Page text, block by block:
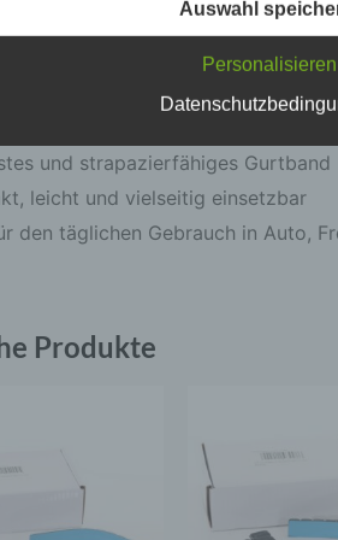
und strapazierfähiges Gurtband
leicht und vielseitig einsetzbar
den täglichen Gebrauch in Auto,
Produkte
ausgeführte Vorgang oder jede
Zusammenhang mit
das Erfassen, die Organisation, das
Anpassung oder Veränderung, das
Verwendung, die Offenlegung durch
personenbezogener Daten mit dem
einzuschränken.
Auswahl
Personalisieren